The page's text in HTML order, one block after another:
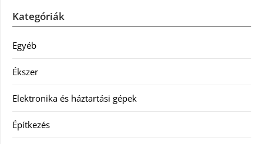
Kategóriák
Egyéb
Ékszer
Elektronika és háztartási gépek
Építkezés